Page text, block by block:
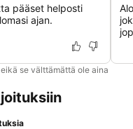
pääset helposti
ajan.
se välttämättä ole aina